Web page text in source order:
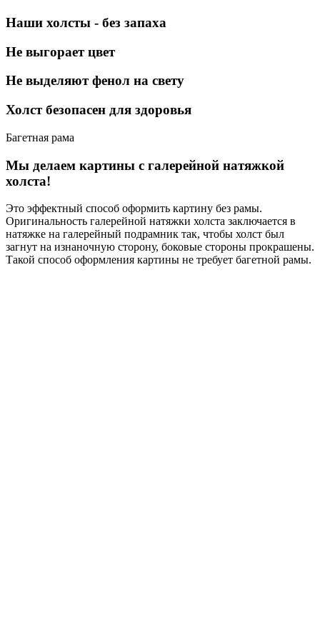
Наши холсты - без запаха
Не выгорает цвет
Не выделяют фенол на свету
Холст безопасен для здоровья
Багетная рама
Мы делаем картины с галерейной натяжкой
холста!
Это эффектный способ оформить картину без рамы.
Оригинальность галерейной натяжки холста заключается в
натяжке на галерейный подрамник так, чтобы холст был
загнут на изнаночную сторону, боковые стороны прокрашены.
Такой способ оформления картины не требует багетной рамы.